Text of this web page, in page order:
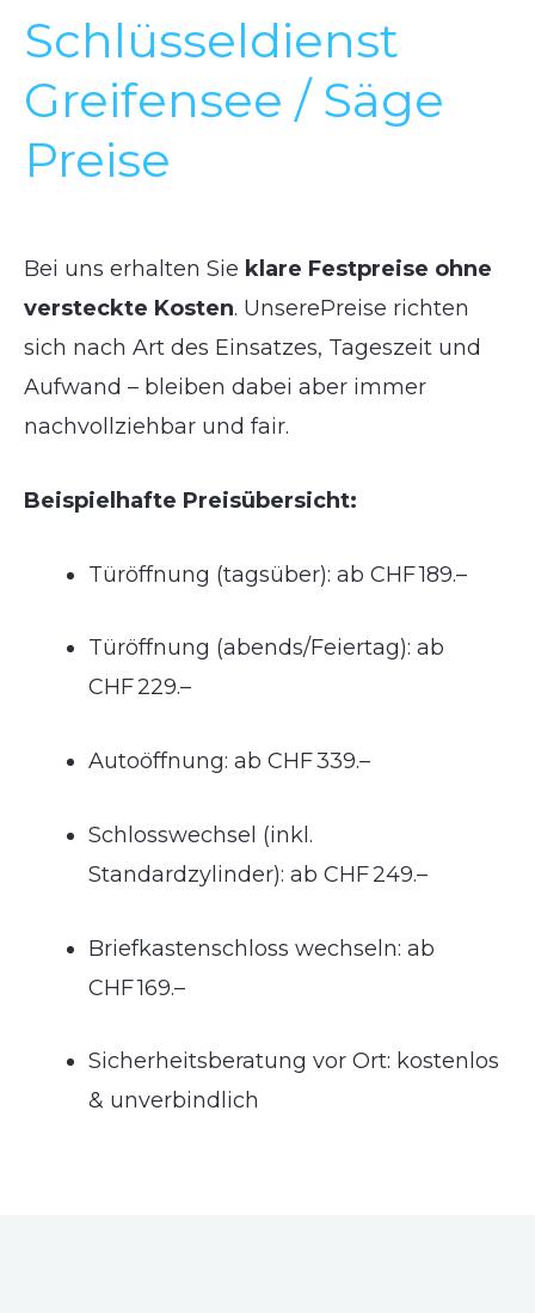
Schlüsseldienst
Greifensee / Säge
Preise
Bei uns erhalten Sie klare Festpreise ohne
versteckte Kosten. UnserePreise richten
sich nach Art des Einsatzes, Tageszeit und
Aufwand – bleiben dabei aber immer
nachvollziehbar und fair.
Beispielhafte Preisübersicht:
Türöffnung (tagsüber): ab CHF 189.–
Türöffnung (abends/Feiertag): ab
CHF 229.–
Autoöffnung: ab CHF 339.–
Schlosswechsel (inkl.
Standardzylinder): ab CHF 249.–
Briefkastenschloss wechseln: ab
CHF 169.–
Sicherheitsberatung vor Ort: kostenlos
& unverbindlich